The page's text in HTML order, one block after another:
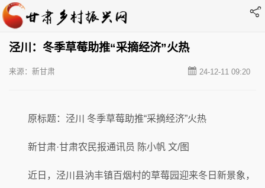
泾川：冬季草莓助推“采摘经济”火热
24-12-11 09:20
来源：新甘肃
原标题：泾川 冬季草莓助推“采摘经济”火热
新甘肃·甘肃农民报通讯员 陈小帆 文/图
近日，泾川县汭丰镇百烟村的草莓园迎来冬日新景象，